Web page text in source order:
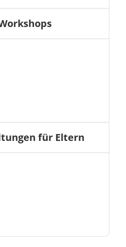
für Eltern